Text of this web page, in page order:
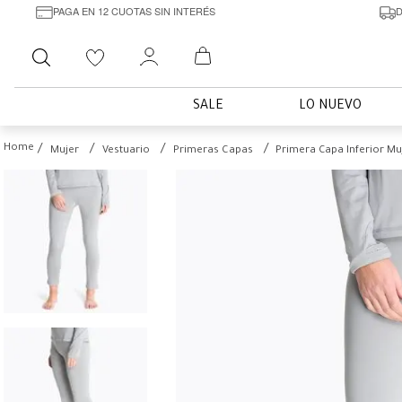
PAGA EN 12 CUOTAS SIN INTERÉS
Buscar
SALE LO NUEVO
Mujer Vestuario Primeras Capas Primera Capa Inferior